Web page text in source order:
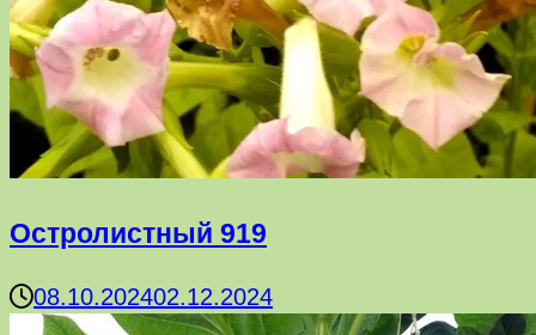
Остролистный 919
08.10.202402.12.2024